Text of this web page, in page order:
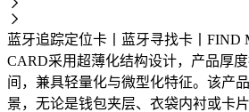
蓝牙追踪定位卡丨蓝牙寻找卡丨FIND
CARD采用超薄化结构设计，产品厚
间，兼具轻量化与微型化特征。该产
景，无论是钱包夹层、衣袋内衬或卡